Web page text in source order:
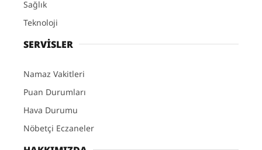
Sağlık
Teknoloji
SERVİSLER
Namaz Vakitleri
Puan Durumları
Hava Durumu
Nöbetçi Eczaneler